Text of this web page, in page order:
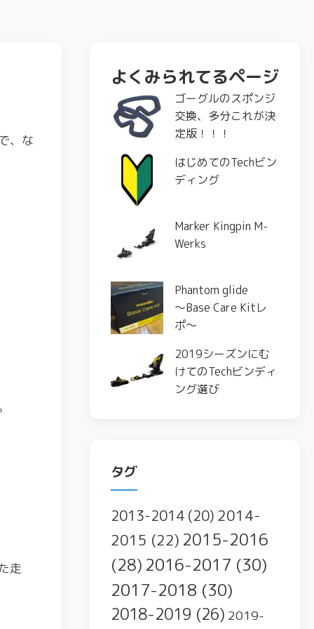
、な
走
よくみられてるページ
ゴーグルのスポンジ
交換、多分これが決
定版！！！
はじめてのTechビン
ディング
Marker Kingpin M-
Werks
Phantom glide
〜Base Care Kitレ
ポ〜
2019シーズンにむ
けてのTechビンディ
ング選び
タグ
2013-2014 (20) 2014-
2015 (22) 2015-2016
(28) 2016-2017 (30)
2017-2018 (30)
2018-2019 (26) 2019-